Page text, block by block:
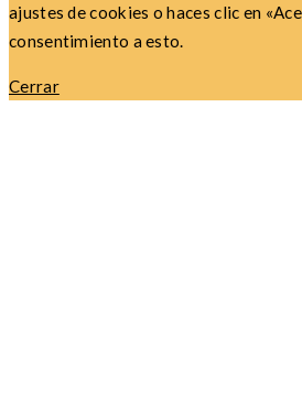
ajustes de cookies o haces clic en
consentimiento a esto.
Cerrar